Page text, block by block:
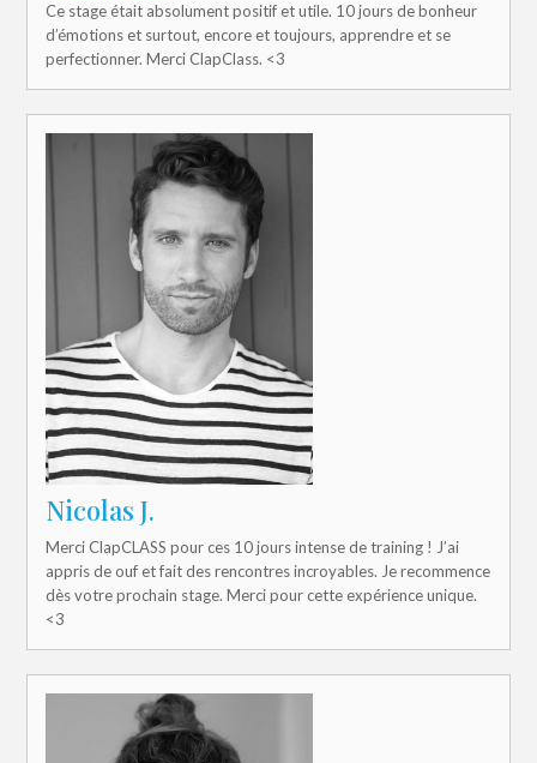
Ce stage était absolument positif et utile. 10 jours de bonheur
d’émotions et surtout, encore et toujours, apprendre et se
perfectionner. Merci ClapClass. <3
Nicolas J.
Merci ClapCLASS pour ces 10 jours intense de training ! J’ai
appris de ouf et fait des rencontres incroyables. Je recommence
dès votre prochain stage. Merci pour cette expérience unique.
<3